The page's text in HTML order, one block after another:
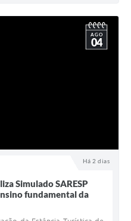
Há 2 dias
AGO
04
Simulado SARESP
fundamental da